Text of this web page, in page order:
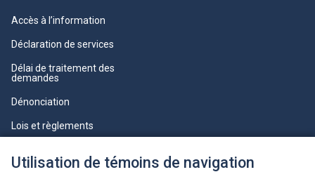
Utilisation de témoins de navigation
Accès à l’information
Déclaration de services
Délai de traitement des
demandes
Dénonciation
Lois et règlements
professionnelle